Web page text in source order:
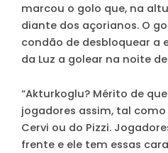
marcou o golo que, na
diante dos açorianos. O
condão de desbloquear a
da Luz a golear na noite
“Akturkoglu? Mérito de
jogadores assim, tal
Cervi ou do Pizzi.
frente e ele tem essas